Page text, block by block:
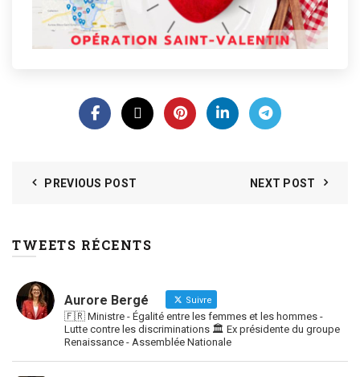
PREVIOUS POST NEXT POST
TWEETS RÉCENTS
Aurore Bergé Suivre
🇫🇷 Ministre - Égalité entre les femmes et les hommes -
Lutte contre les discriminations 🏛 Ex présidente du groupe
Renaissance - Assemblée Nationale